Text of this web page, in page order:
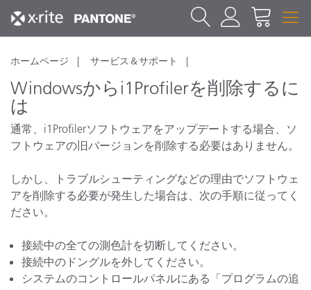
ホームページ サービス＆サポート
Windowsからi1Profilerを削除するに
は
通常、i1Profilerソフトウェアをアップデートする場合、ソ
フトウェアの旧バージョンを削除する必要はありません。
しかし、トラブルシューティングなどの理由でソフトウェ
アを削除する必要が発生した場合は、次の手順に従ってく
ださい。
接続中の全ての測色計を切断してください。
接続中のドングルを外してください。
システムのコントロールパネルにある「プログラムの追